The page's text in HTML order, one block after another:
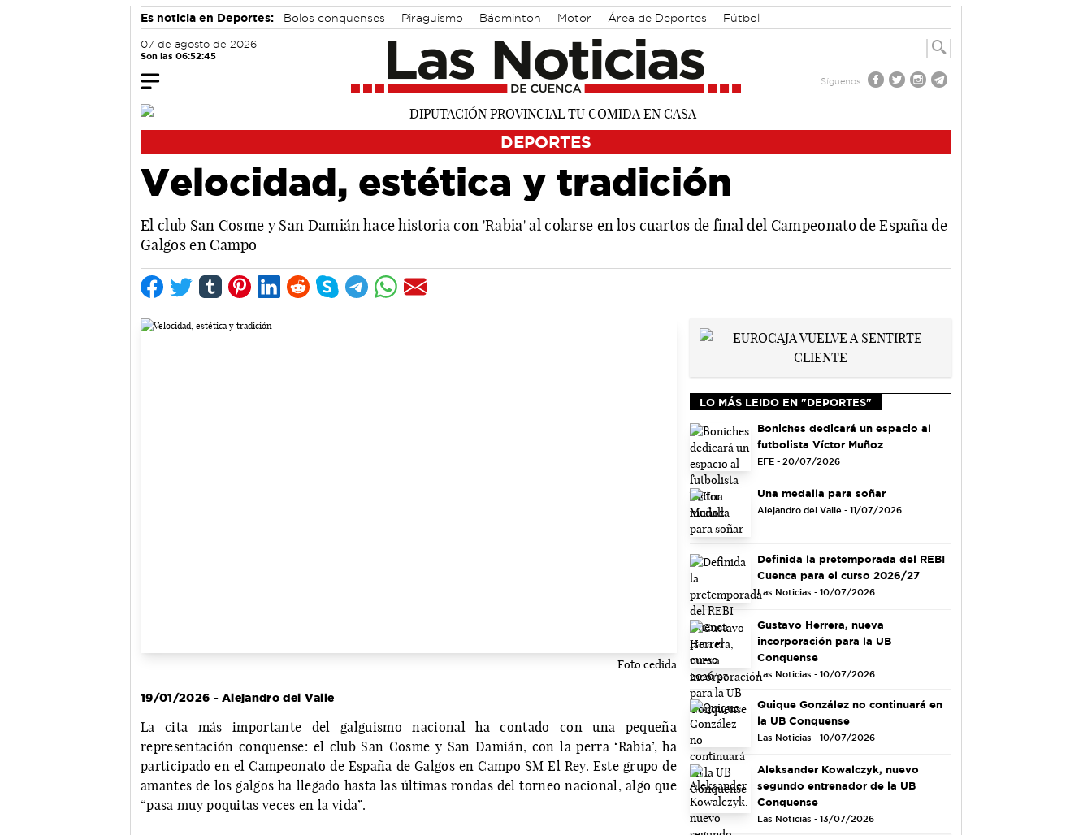
Es noticia en Deportes: Bolos conquenses Piragüismo Bádminton Motor Área de Deportes Fútbol
07 de agosto de 2026
Son las 06:52:46
Síguenos
DEPORTES
Velocidad, estética y tradición
El club San Cosme y San Damián hace historia con 'Rabia' al colarse en los cuartos de final del Campeonato de España de
Galgos en Campo
Foto cedida
19/01/2026 - Alejandro del Valle
La cita más importante del galguismo nacional ha contado con una pequeña
representación conquense: el club San Cosme y San Damián, con la perra ‘Rabia’, ha
participado en el Campeonato de España de Galgos en Campo SM El Rey. Este grupo de
amantes de los galgos ha llegado hasta las últimas rondas del torneo nacional, algo que
“pasa muy poquitas veces en la vida”.
LO MÁS LEIDO EN "DEPORTES"
Boniches dedicará un espacio al
futbolista Víctor Muñoz
EFE - 20/07/2026
Una medalla para soñar
Alejandro del Valle - 11/07/2026
Definida la pretemporada del REBI
Cuenca para el curso 2026/27
Las Noticias - 10/07/2026
Gustavo Herrera, nueva
incorporación para la UB
Conquense
Las Noticias - 10/07/2026
Quique González no continuará en
la UB Conquense
Las Noticias - 10/07/2026
Aleksander Kowalczyk, nuevo
segundo entrenador de la UB
Conquense
Las Noticias - 13/07/2026